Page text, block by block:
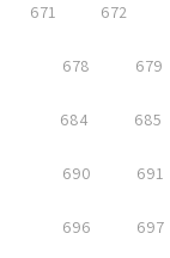
671 672
678 679
684 685
690 691
696 697